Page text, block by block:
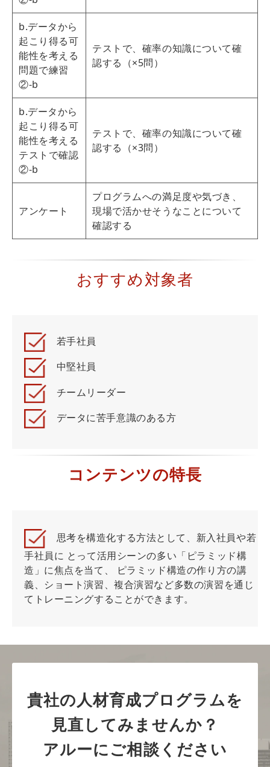
b.データから
起こり得る可
能性を考える
問題で練習
②‐b
テストで、確率の知識について確
認する（×5問）
b.データから
起こり得る可
能性を考える
テストで確認
②‐b
テストで、確率の知識について確
認する（×3問）
アンケート
プログラムへの満足度や気づき、
現場で活かせそうなことについて
確認する
おすすめ対象者
若手社員
中堅社員
チームリーダー
データに苦手意識のある方
コンテンツの特長
思考を構造化する方法として、新入社員や若
手社員に とって活用シーンの多い「ピラミッド構
造」に焦点を当て、 ピラミッド構造の作り方の講
義、ショート演習、複合演習など多数の演習を通じ
てトレーニングすることができます。
貴社の人材育成プログラムを
見直してみませんか？
アルーにご相談ください